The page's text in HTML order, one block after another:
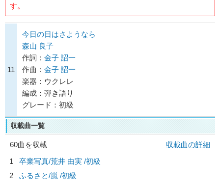
す。
11
今日の日はさようなら
森山 良子
作詞： 金子 詔一
作曲： 金子 詔一
楽器：ウクレレ
編成：弾き語り
グレード：初級
収載曲一覧
60曲を収載
収載曲の詳細
1
卒業写真/荒井 由実 /初級
2
ふるさと/嵐 /初級